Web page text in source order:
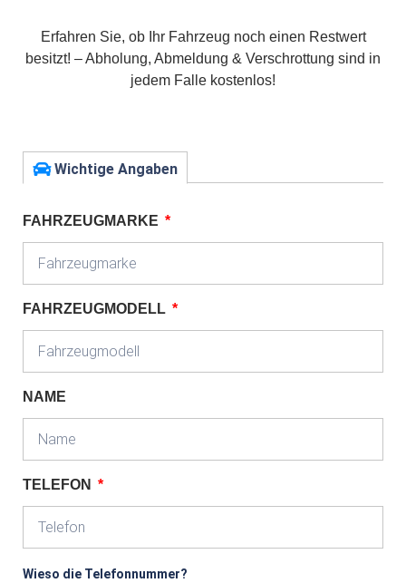
Erfahren Sie, ob Ihr Fahrzeug noch einen Restwert
besitzt! – Abholung, Abmeldung & Verschrottung sind in
jedem Falle kostenlos!
Wichtige Angaben
FAHRZEUGMARKE
FAHRZEUGMODELL
NAME
TELEFON
Wieso die Telefonnummer?